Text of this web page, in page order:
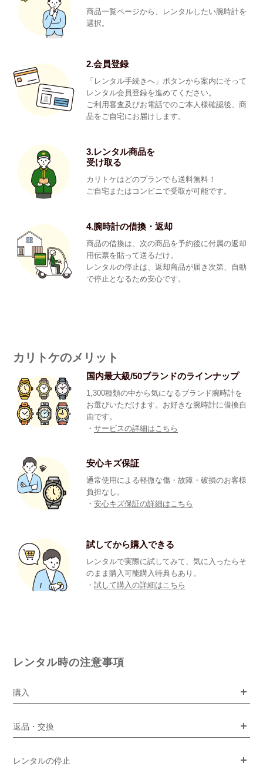
商品一覧ページから、レンタルしたい腕時計を
選択。
2.会員登録
「レンタル手続きへ」ボタンから案内にそって
レンタル会員登録を進めてください。
ご利用審査及びお電話でのご本人様確認後、商
品をご自宅にお届けします。
3.レンタル商品を
受け取る
カリトケはどのプランでも送料無料！
ご自宅またはコンビニで受取が可能です。
4.腕時計の借換・返却
商品の借換は、次の商品を予約後に付属の返却
用伝票を貼って送るだけ。
レンタルの停止は、返却商品が届き次第、自動
で停止となるため安心です。
カリトケのメリット
国内最大級/50ブランドのラインナップ
1,300種類の中から気になるブランド腕時計を
お選びいただけます。お好きな腕時計に借換自
由です。
・サービスの詳細はこちら
安心キズ保証
通常使用による軽微な傷・故障・破損のお客様
負担なし。
・安心キズ保証の詳細はこちら
試してから購入できる
レンタルで実際に試してみて、気に入ったらそ
のまま購入可能購入特典もあり。
・試して購入の詳細はこちら
レンタル時の注意事項
購入
返品・交換
レンタルの停止